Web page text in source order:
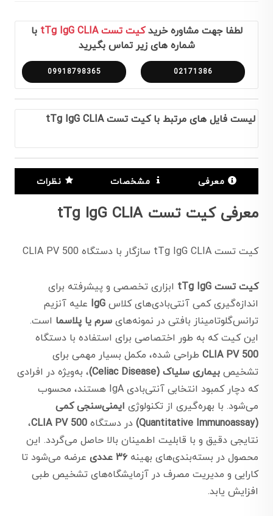
لطفا جهت مشاوره خریدکیت تست tTg IgG CLIA
با
شماره های زیر تماس بگیرید
02171386
09918798365
لیست فایل های مرتبط با کیت تست tTg IgG CLIA
معرفی مشخصات نظرات
معرفی کیت تست tTg IgG CLIA
کیت تست tTg IgG CLIA سازگار با دستگاه CLIA PV 500
کیت تست tTg IgG
ابزاری تخصصی و پیشرفته برای
اندازه‌گیری کمی آنتی‌بادی‌های کلاس IgG علیه آنزیم
ترانس‌گلوتامیناز بافتی در نمونه‌های سرم یا پلاسما است.
این کیت که به طور اختصاصی برای استفاده با دستگاه
CLIA PV 500 طراحی شده، مکمل بسیار مهمی برای
تشخیص بیماری سلیاک (Celiac Disease)
، به‌ویژه در افرادی
که دچار کمبود انتخابی آنتی‌بادی IgA هستند، محسوب
می‌شود. با بهره‌گیری از تکنولوژی ایمنی‌سنجی کمی
(Quantitative Immunoassay)
در دستگاه CLIA PV 500،
نتایجی دقیق و با قابلیت اطمینان بالا حاصل می‌گردد. این
محصول در بسته‌بندی‌های بهینه۳۶ عددی
عرضه می‌شود تا
کارایی و مدیریت مصرف در آزمایشگاه‌های تشخیص طبی
افزایش یابد.